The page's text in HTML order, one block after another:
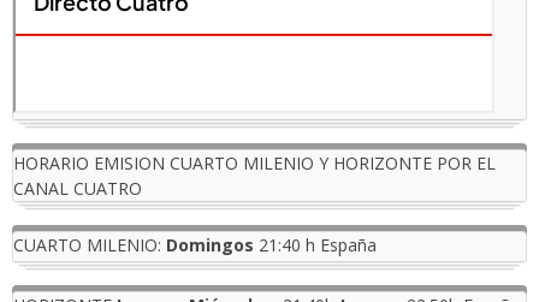
HORARIO EMISION CUARTO MILENIO Y HORIZONTE POR EL
CANAL CUATRO
CUARTO MILENIO: Domingos 21:40 h España